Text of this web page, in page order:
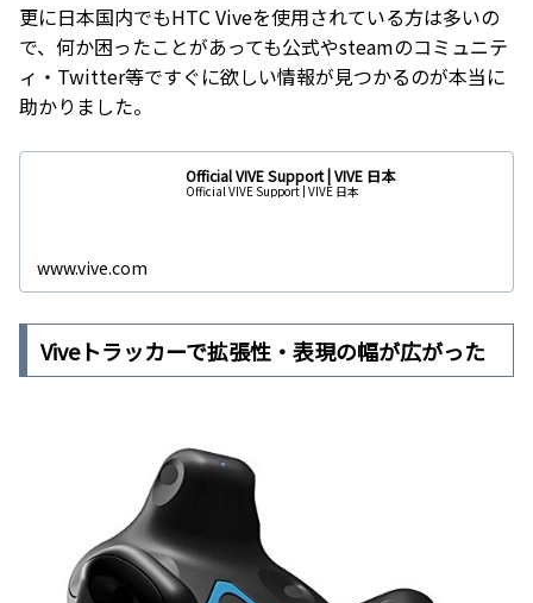
更に日本国内でもHTC Viveを使用されている方は多いの
で、何か困ったことがあっても公式やsteamのコミュニテ
ィ・Twitter等ですぐに欲しい情報が見つかるのが本当に
助かりました。
Official VIVE Support | VIVE 日本
Official VIVE Support | VIVE 日本
www.vive.com
Viveトラッカーで拡張性・表現の幅が広がった